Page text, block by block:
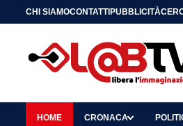
CHI SIAMOCONTATTIPUBBLICITÀ
HOME CRONACA